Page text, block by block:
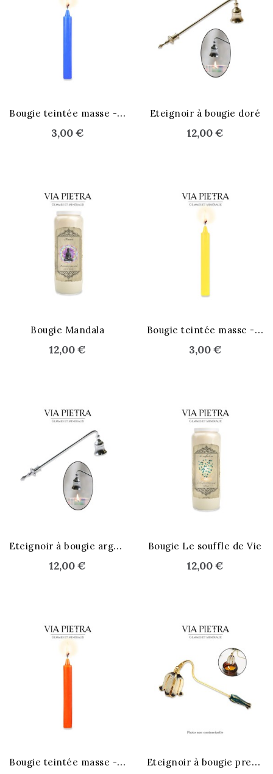
B
ougie teintée masse - bleu
3,00 €
Eteignoir à bougie doré
12,00 €
Bougie Mandala
12,00 €
B
ougie teintée masse - jaune
3,00 €
E
teignoir à bougie argenté
12,00 €
Bougie Le souffle de Vie
12,00 €
B
ougie teintée masse - Orange E
teignoir à bougie prestige